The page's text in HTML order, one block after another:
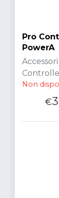
Pro
PowerA
Non
€